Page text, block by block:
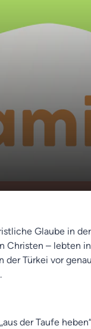
Glaube in
Christen – lebten
Türkei vor
der Taufe